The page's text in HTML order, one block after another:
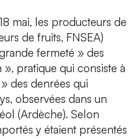
mai, les producteurs de
de fruits, FNSEA)
fermeté » des
pratique qui consiste à
des denrées qui
observées dans un
(Ardèche). Selon
y étaient présentés